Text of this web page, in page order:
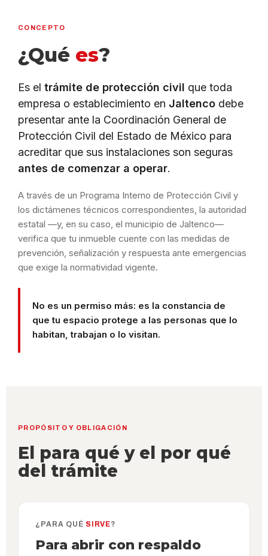
CONCEPTO
¿Qué es?
Es el trámite de protección civil que toda
empresa o establecimiento en Jaltenco debe
presentar ante la Coordinación General de
Protección Civil del Estado de México para
acreditar que sus instalaciones son seguras
antes de comenzar a operar.
A través de un Programa Interno de Protección Civil y
los dictámenes técnicos correspondientes, la autoridad
estatal —y, en su caso, el municipio de Jaltenco—
verifica que tu inmueble cuente con las medidas de
prevención, señalización y respuesta ante emergencias
que exige la normatividad vigente.
No es un permiso más: es la constancia de
que tu espacio protege a las personas que lo
habitan, trabajan o lo visitan.
PROPÓSITO Y OBLIGACIÓN
El para qué y el por qué
del trámite
¿PARA QUÉ SIRVE?
Para abrir con respaldo